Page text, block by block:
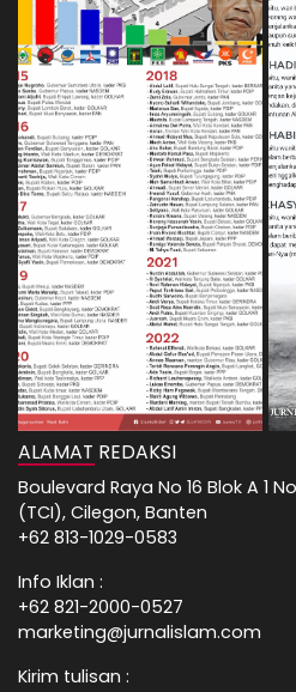
ALAMAT REDAKSI
Boulevard Raya No 16 Blok A 1
(TCI), Cilegon, Banten
+62 813-1029-0583
Info Iklan :
+62 821-2000-0527
marketing@jurnalislam.com
Kirim tulisan :